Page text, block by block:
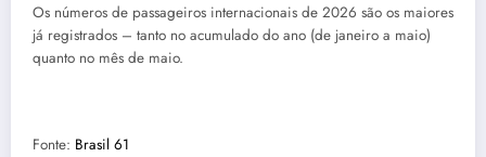
Os números de passageiros internacionais de 2026 são os maiores
já registrados – tanto no acumulado do ano (de janeiro a maio)
quanto no mês de maio.
Fonte: Brasil 61